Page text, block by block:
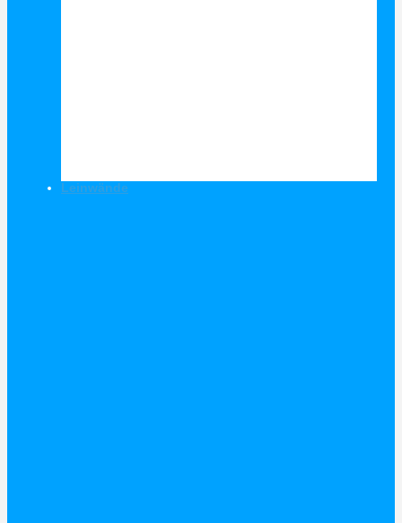
Leinwände